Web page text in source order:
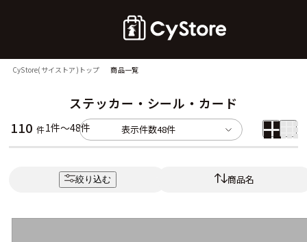
CyStore(サイストア)トップ 商品一覧
ステッカー・シール・カード
110 件1件～48件 表示件数48件
絞り込む 商品名